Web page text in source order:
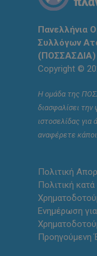
Πανελλήνια
Συλλόγων
(ΠΟΣΣΑΣΔΙΑ)
Copyright ©
Η ομάδα της
διασφαλίσει
ιστοσελίδας
αναφέρετε
Πολιτική
Πολιτική
Ενημέρωση
Προηγούμενη